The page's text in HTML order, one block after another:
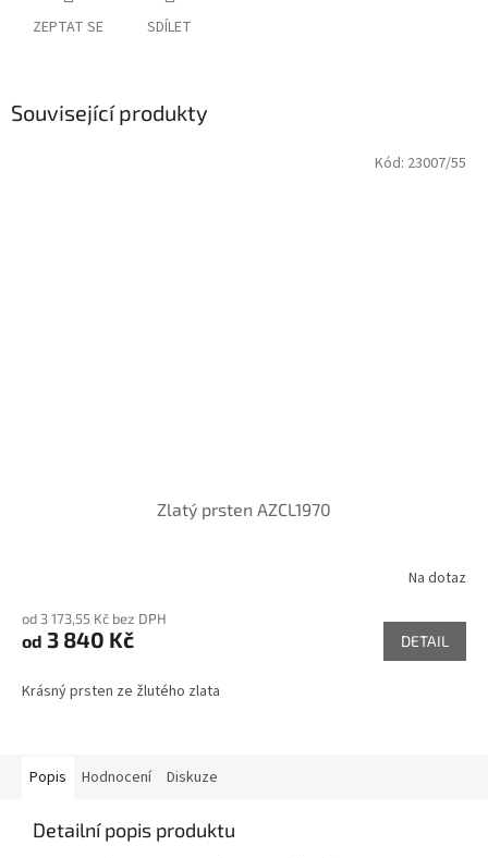
ZEPTAT SE SDÍLET
Související produkty
Zlatý prsten AZCL1970
Na dotaz
od 3 173,55 Kč bez DPH
od 3 840 Kč DETAIL
Krásný prsten ze žlutého zlata
Kód: 23007/55
Popis Hodnocení Diskuze
Detailní popis produktu